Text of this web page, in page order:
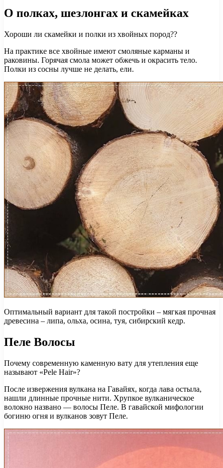
О полках, шезлонгах и скамейках
Хороши ли скамейки и полки из хвойных пород??
На практике все хвойные имеют смоляные карманы и
раковины. Горячая смола может обжечь и окрасить тело.
Полки из сосны лучше не делать, ели.
Оптимальный вариант для такой постройки – мягкая прочная
древесина – липа, ольха, осина, туя, сибирский кедр.
Пеле Волосы
Почему современную каменную вату для утепления еще
называют «Pele Hair»?
После извержения вулкана на Гавайях, когда лава остыла,
нашли длинные прочные нити. Хрупкое вулканическое
волокно названо — волосы Пеле. В гавайской мифологии
богиню огня и вулканов зовут Пеле.